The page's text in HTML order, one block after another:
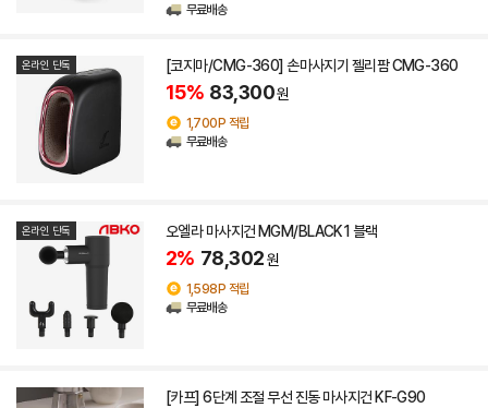
무료배송
온라인 단독 [코지마/CMG-360] 손마사지기 젤리팜 CMG-360
15% 83,300원
1,700P 적립
무료배송
온라인 단독 오엘라 마사지건 MGM/BLACK1 블랙
2% 78,302원
1,598P 적립
무료배송
[카프] 6단계 조절 무선 진동 마사지건 KF-G90